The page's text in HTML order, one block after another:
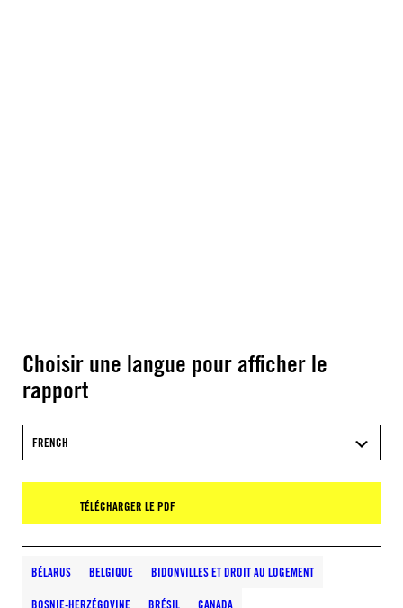
Choisir une langue pour afficher le
rapport
FRENCH
TÉLÉCHARGER LE PDF
BÉLARUS BELGIQUE BIDONVILLES ET DROIT AU LOGEMENT
BOSNIE-HERZÉGOVINE BRÉSIL CANADA